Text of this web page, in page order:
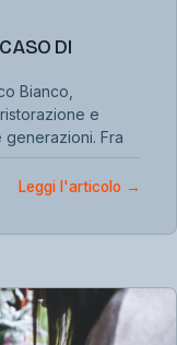
DI
Bianco,
e
Fra
Leggi l'articolo →